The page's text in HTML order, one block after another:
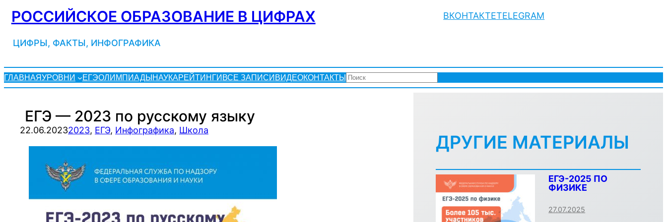
Перейти
содержимому
РОССИЙСКОЕ ОБРАЗОВАНИЕ В ЦИФРАХ
ЦИФРЫ, ФАКТЫ, ИНФОГРАФИКА
ВКОНТАКТЕTELEGRAM
ГЛАВНАЯУРОВНИ ЕГЭОЛИМПИАДЫНАУКАРЕЙТИНГИВСЕ ЗАПИСИВИДЕОКОНТАКТЫПОИСК
ЕГЭ — 2023 по русскому языку
22.06.20232023, ЕГЭ, Инфографика, Школа
ДРУГИЕ МАТЕРИАЛЫ
ЕГЭ-2025 ПО
ФИЗИКЕ
27.07.2025